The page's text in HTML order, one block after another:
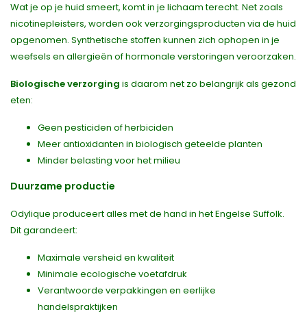
Wat je op je huid smeert, komt in je lichaam terecht. Net zoals
nicotinepleisters, worden ook verzorgingsproducten via de huid
opgenomen. Synthetische stoffen kunnen zich ophopen in je
weefsels en allergieën of hormonale verstoringen veroorzaken.
Biologische verzorging is daarom net zo belangrijk als gezond
eten:
Geen pesticiden of herbiciden
Meer antioxidanten in biologisch geteelde planten
Minder belasting voor het milieu
Duurzame productie
Odylique produceert alles met de hand in het Engelse Suffolk.
Dit garandeert:
Maximale versheid en kwaliteit
Minimale ecologische voetafdruk
Verantwoorde verpakkingen en eerlijke
handelspraktijken